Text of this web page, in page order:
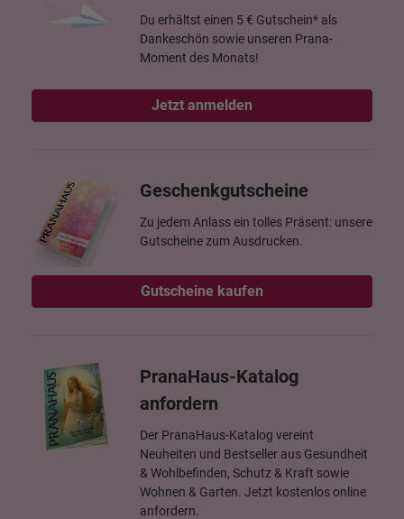
Du erhältst einen 5 € Gutschein* als
Dankeschön sowie unseren Prana-
Moment des Monats!
Jetzt anmelden
Geschenkgutscheine
Zu jedem Anlass ein tolles Präsent: unsere
Gutscheine zum Ausdrucken.
Gutscheine kaufen
PranaHaus-Katalog
anfordern
Der PranaHaus-Katalog vereint
Neuheiten und Bestseller aus Gesundheit
& Wohlbefinden, Schutz & Kraft sowie
Wohnen & Garten. Jetzt kostenlos online
anfordern.